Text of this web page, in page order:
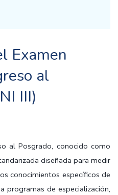
Examen
al
III)
al Posgrado, conocido como
diseñada para medir
conocimientos específicos de
programas de especialización,